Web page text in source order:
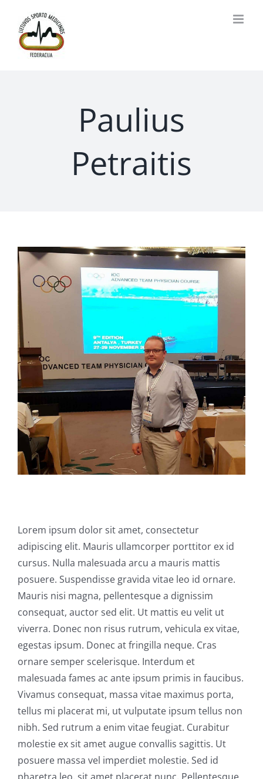
content
Paulius
Petraitis
Lorem ipsum dolor sit amet, consectetur
adipiscing elit. Mauris ullamcorper porttitor ex id
cursus. Nulla malesuada arcu a mauris mattis
posuere. Suspendisse gravida vitae leo id ornare.
Mauris nisi magna, pellentesque a dignissim
consequat, auctor sed elit. Ut mattis eu velit ut
viverra. Donec non risus rutrum, vehicula ex vitae,
egestas ipsum. Donec at fringilla neque. Cras
ornare semper scelerisque. Interdum et
malesuada fames ac ante ipsum primis in faucibus.
Vivamus consequat, massa vitae maximus porta,
tellus mi placerat mi, ut vulputate ipsum tellus non
nibh. Sed rutrum a enim vitae feugiat. Curabitur
molestie ex sit amet augue convallis sagittis. Ut
posuere massa vel imperdiet molestie. Sed id